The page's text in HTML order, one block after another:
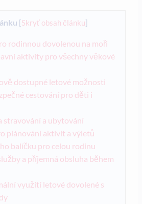
[Skryť obsah článku]
rodinnou ⁣dovolenou na moři
aktivity pro všechny věkové
dostupné letové možnosti
cestování pro ⁤děti‌ i
stravování‌ a ubytování
plánování aktivit a výletů
balíčku pro celou ​rodinu
a příjemná obsluha během
‍využití letové dovolené s